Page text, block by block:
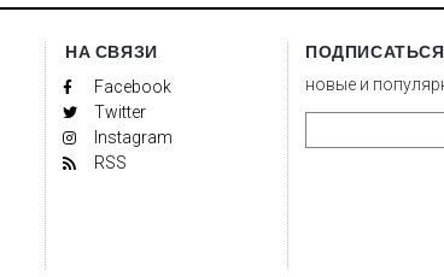
НА СВЯЗИ
Facebook
Twitter
Instagram
RSS
новые и